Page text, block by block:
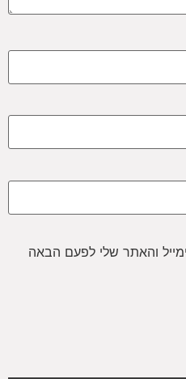
והאתר שלי לפעם הבאה